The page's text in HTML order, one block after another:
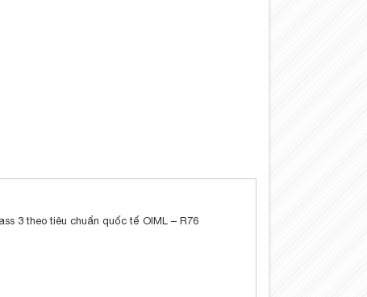
3 theo tiêu chuẩn quốc tế OIML – R76